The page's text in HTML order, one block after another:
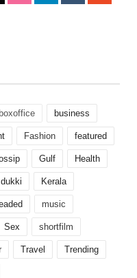
boxoffice business
Fashion featured
Gulf Health
Kerala
music
Sex shortfilm
Travel Trending